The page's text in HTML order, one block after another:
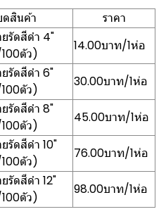
ดสินค้า
ราคา
รัดสีดำ 4"
ตัว)
14.00บาท/1ห่อ
รัดสีดำ 6"
ตัว)
30.00บาท/1ห่อ
รัดสีดำ 8"
ตัว)
45.00บาท/1ห่อ
รัดสีดำ 10"
ตัว)
76.00บาท/1ห่อ
รัดสีดำ 12"
ตัว)
98.00บาท/1ห่อ